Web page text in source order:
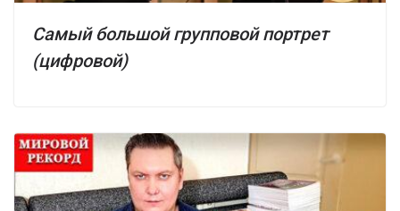
Самый большой групповой портрет
(цифровой)